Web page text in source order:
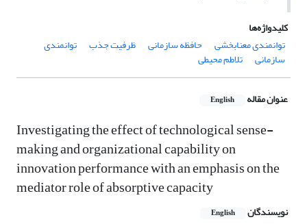
کلیدواژه‌ها
توانمندی معنابخشی
حافظه سازمانی ظرفیت جذب توانمندی
سازمانی تلاطم محیطی
عنوان مقاله English
Investigating the effect of technological sense-
making and organizational capability on
innovation performance with an emphasis on the
mediator role of absorptive capacity
نویسندگان English